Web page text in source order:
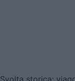
Svolta storica: